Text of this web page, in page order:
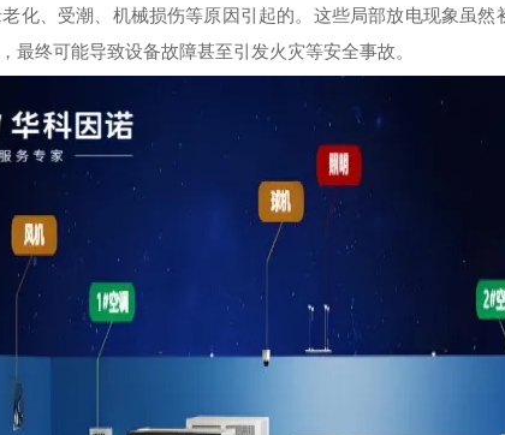
化、受潮、机械损伤等原因引起的。这些局部放电现象虽
最终可能导致设备故障甚至引发火灾等安全事故。